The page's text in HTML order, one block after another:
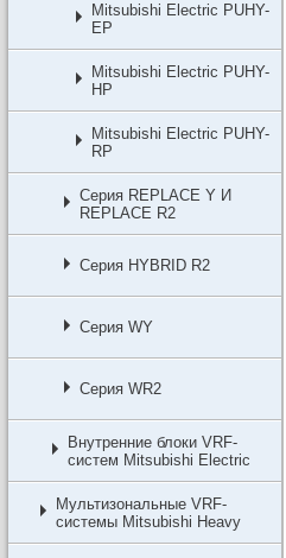
Mitsubishi Electric PUHY-
EP
Mitsubishi Electric PUHY-
HP
Mitsubishi Electric PUHY-
RP
Серия REPLACE Y И
REPLACE R2
Серия HYBRID R2
Серия WY
Серия WR2
Внутренние блоки VRF-
систем Мitsubishi Еlectric
Мультизональные VRF-
системы Mitsubishi Heavy